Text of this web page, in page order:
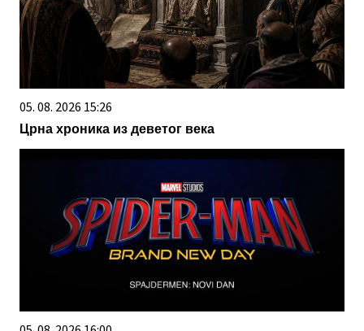
05. 08. 2026 15:26
Црна хроника из деветог века